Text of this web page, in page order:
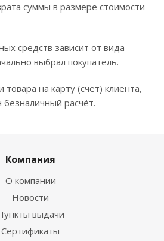
суммы в размере стоимости
средств зависит от вида
выбрал покупатель.
товара на карту (счет) клиента,
безналичный расчёт.
Компания
О компании
Новости
выдачи
Сертификаты